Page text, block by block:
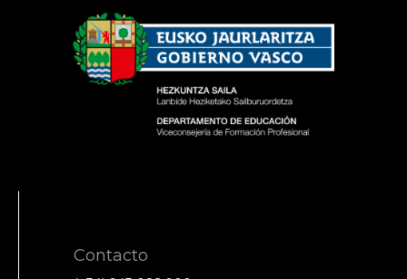
Contacto